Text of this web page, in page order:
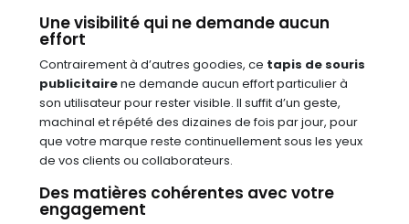
Une visibilité qui ne demande aucun
effort
Contrairement à d’autres goodies, ce tapis de souris
publicitairene demande aucun effort particulier à
son utilisateur pour rester visible. Il suffit d’un geste,
machinal et répété des dizaines de fois par jour, pour
que votre marque reste continuellement sous les yeux
de vos clients ou collaborateurs.
Des matières cohérentes avec votre
engagement